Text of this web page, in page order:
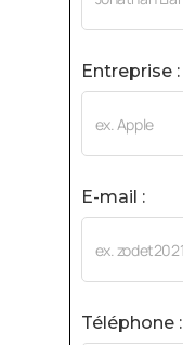
Entreprise :
E-mail :
Téléphone :